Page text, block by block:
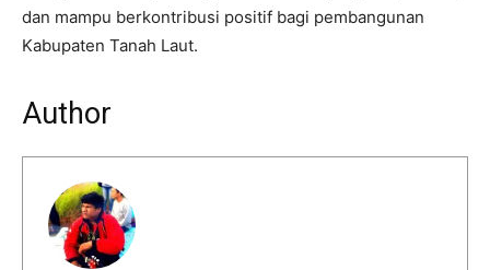
dan mampu berkontribusi positif bagi pembangunan
Kabupaten Tanah Laut.
Author